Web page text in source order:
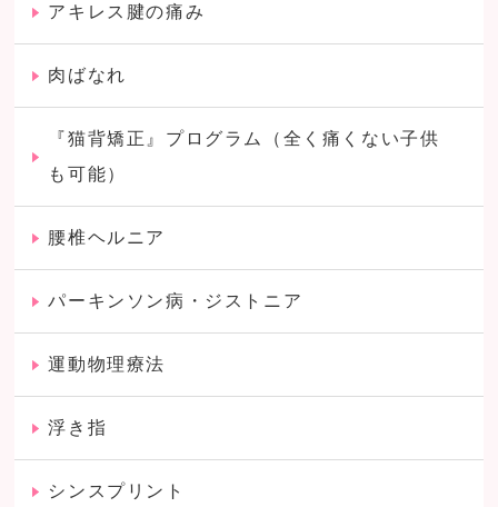
アキレス腱の痛み
肉ばなれ
『猫背矯正』プログラム（全く痛くない子供
も可能）
腰椎ヘルニア
パーキンソン病・ジストニア
運動物理療法
浮き指
シンスプリント